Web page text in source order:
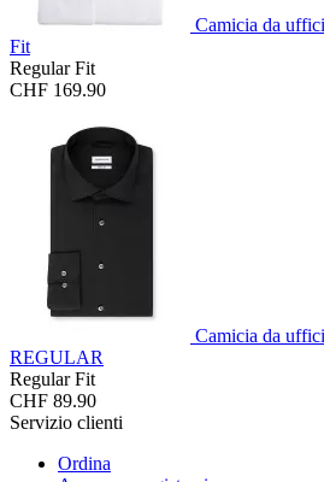
Camicia da
Fit
Regular Fit
CHF 169.90
Camicia da
REGULAR
Regular Fit
CHF 89.90
Servizio clienti
Ordina